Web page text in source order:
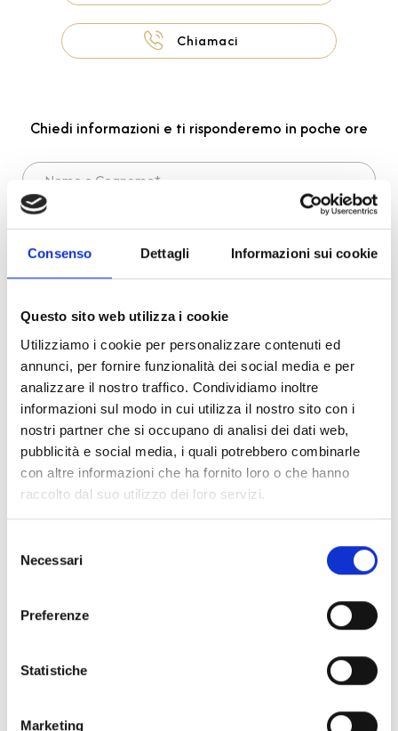
Consenso Dettagli Informazioni sui cookie
Questo sito web utilizza i cookie
Utilizziamo i cookie per personalizzare contenuti ed
annunci, per fornire funzionalità dei social media e per
analizzare il nostro traffico. Condividiamo inoltre
informazioni sul modo in cui utilizza il nostro sito con i
nostri partner che si occupano di analisi dei dati web,
pubblicità e social media, i quali potrebbero combinarle
con altre informazioni che ha fornito loro o che hanno
raccolto dal suo utilizzo dei loro servizi.
delNecessari
Preferenze
Statistiche
Marketing
Chiamaci
Chiedi informazioni e ti risponderemo in poche ore
Nome e Cognome*
Telefono
Città
Scrivi qui la tua richiesta*
Desidero iscrivermi alla newsletter e
autorizzo al trattamento dei miei dati personali